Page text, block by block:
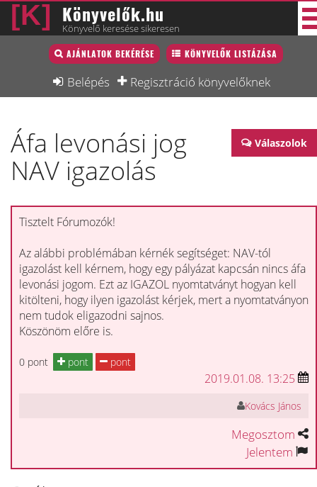
Könyvelők.hu
Könyvelő keresése sikeresen
AJÁNLATOK BEKÉRÉSE KÖNYVELŐK LISTÁZÁSA
Belépés Regisztráció könyvelőknek
Könyvelő lista
Könyvelési munkák
Interjú
Blog
Képzésnaptár
Válaszolok
Áfa levonási jog
NAV igazolás
Tisztelt Fórumozók!
Az alábbi problémában kérnék segítséget: NAV-tól
igazolást kell kérnem, hogy egy pályázat kapcsán nincs áfa
levonási jogom. Ezt az IGAZOL nyomtatványt hogyan kell
kitölteni, hogy ilyen igazolást kérjek, mert a nyomtatványon
nem tudok eligazodni sajnos.
Köszönöm előre is.
0 pont pont pont
2019.01.08. 13:25
Kovács János
Megosztom
Jelentem